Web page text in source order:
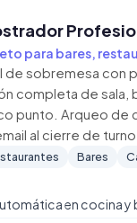
para bares,
de sobremesa con
completa de sala,
punto. Arqueo de
al cierre de turno.
Bares
en cocina y